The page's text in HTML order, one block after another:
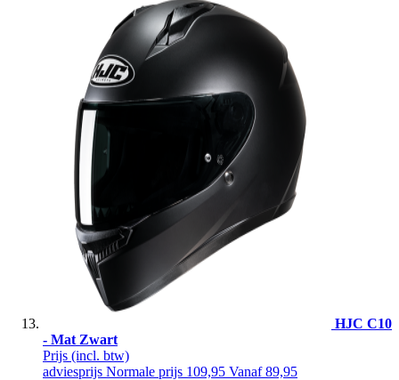
HJC C10
- Mat Zwart
Prijs (incl. btw)
adviesprijs Normale prijs 109,95 Vanaf 89,95